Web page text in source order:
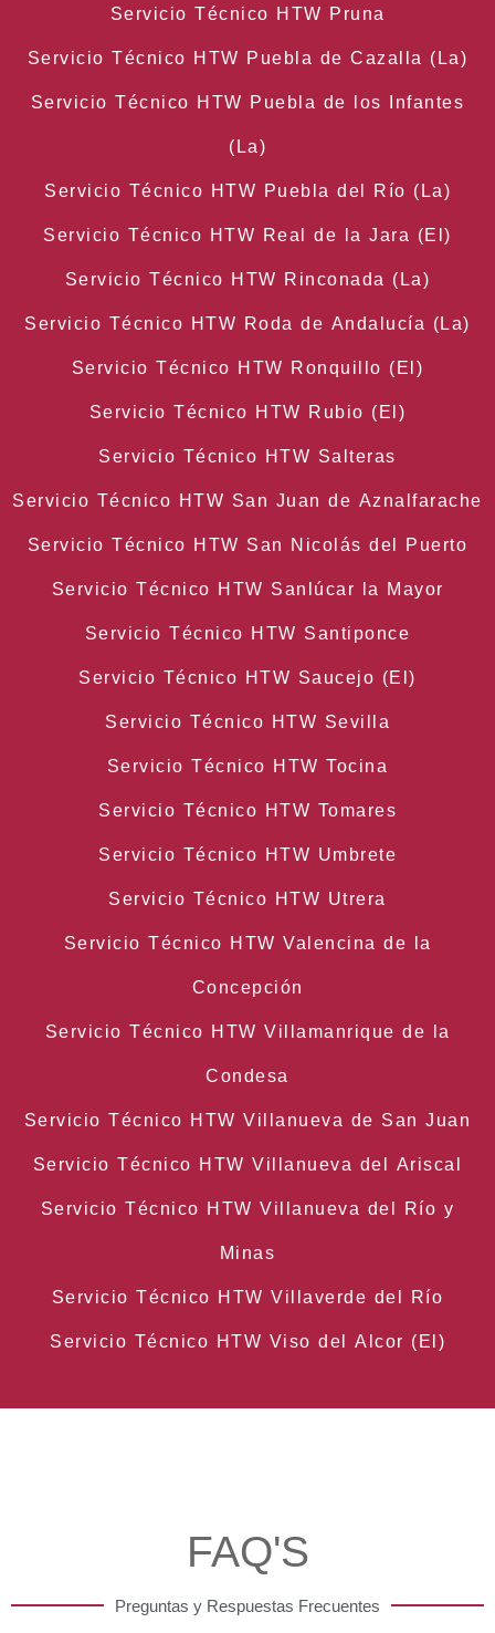
Servicio Técnico HTW Pruna
Servicio Técnico HTW Puebla de Cazalla (La)
Servicio Técnico HTW Puebla de los Infantes
(La)
Servicio Técnico HTW Puebla del Río (La)
Servicio Técnico HTW Real de la Jara (El)
Servicio Técnico HTW Rinconada (La)
Servicio Técnico HTW Roda de Andalucía (La)
Servicio Técnico HTW Ronquillo (El)
Servicio Técnico HTW Rubio (El)
Servicio Técnico HTW Salteras
Servicio Técnico HTW San Juan de Aznalfarache
Servicio Técnico HTW San Nicolás del Puerto
Servicio Técnico HTW Sanlúcar la Mayor
Servicio Técnico HTW Santiponce
Servicio Técnico HTW Saucejo (El)
Servicio Técnico HTW Sevilla
Servicio Técnico HTW Tocina
Servicio Técnico HTW Tomares
Servicio Técnico HTW Umbrete
Servicio Técnico HTW Utrera
Servicio Técnico HTW Valencina de la
Concepción
Servicio Técnico HTW Villamanrique de la
Condesa
Servicio Técnico HTW Villanueva de San Juan
Servicio Técnico HTW Villanueva del Ariscal
Servicio Técnico HTW Villanueva del Río y
Minas
Servicio Técnico HTW Villaverde del Río
Servicio Técnico HTW Viso del Alcor (El)
FAQ'S
Preguntas y Respuestas Frecuentes